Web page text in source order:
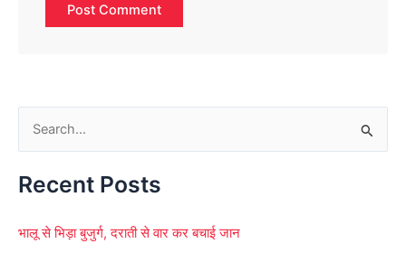
a
c
Recent Posts
भालू से भिड़ा बुजुर्ग, दराती से वार कर बचाई जान